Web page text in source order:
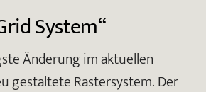
System“
Änderung im aktuellen
gestaltete Rastersystem. Der